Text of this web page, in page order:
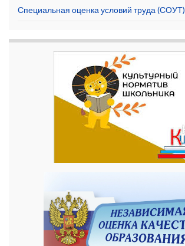
Специальная оценка условий труда (СОУТ)